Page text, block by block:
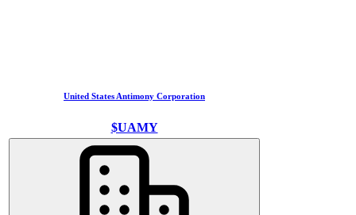
United States Antimony Corporation
$UAMY